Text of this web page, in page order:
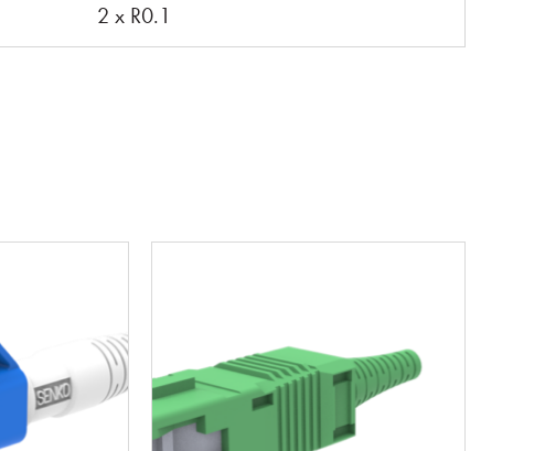
2 x R0.1